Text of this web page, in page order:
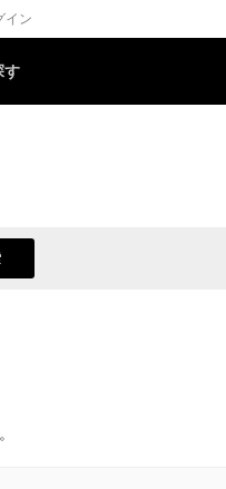
イン
す